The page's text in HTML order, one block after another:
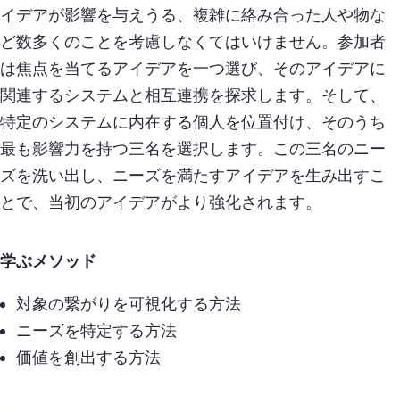
イデアが影響を与えうる、複雑に絡み合った人や物な
ど数多くのことを考慮しなくてはいけません。参加者
は焦点を当てるアイデアを一つ選び、そのアイデアに
関連するシステムと相互連携を探求します。そして、
特定のシステムに内在する個人を位置付け、そのうち
最も影響力を持つ三名を選択します。この三名のニー
ズを洗い出し、ニーズを満たすアイデアを生み出すこ
とで、当初のアイデアがより強化されます。
学ぶメソッド
対象の繋がりを可視化する方法
ニーズを特定する方法
価値を創出する方法